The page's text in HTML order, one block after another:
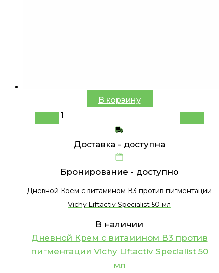
В корзину
Доставка - доступна
Бронирование - доступно
Дневной Крем с витамином В3 против пигментации
Vichy Liftactiv Specialist 50 мл
В наличии
Дневной Крем с витамином В3 против
пигментации Vichy Liftactiv Specialist 50
мл